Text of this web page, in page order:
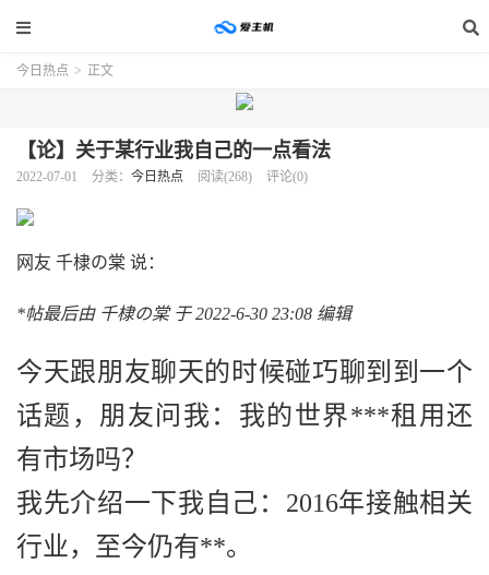
今日热点 > 正文
【论】关于某行业我自己的一点看法
2022-07-01 分类： 今日热点 阅读(268) 评论(0)
网友 千棣の棠 说：
*帖最后由 千棣の棠 于 2022-6-30 23:08 编辑
今天跟朋友聊天的时候碰巧聊到到一个
话题，朋友问我：我的世界***租用还
有市场吗？
我先介绍一下我自己：2016年接触相关
行业，至今仍有**。